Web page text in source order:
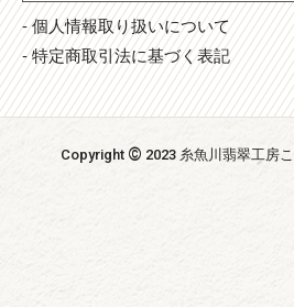
- 個人情報取り扱いについて
- 特定商取引法に基づく表記
Copyright © 2023 糸魚川翡翠工房